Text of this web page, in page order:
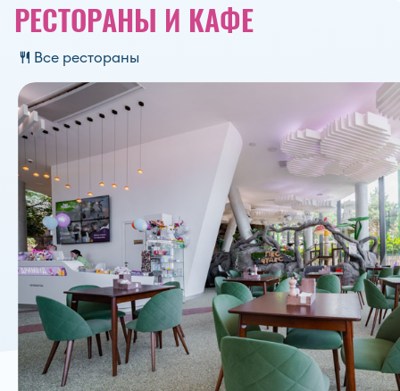
РЕСТОРАНЫ И КАФЕ
Все рестораны